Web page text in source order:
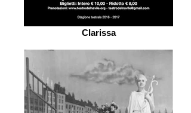
Clarissa